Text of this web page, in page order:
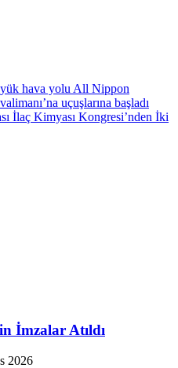
hava yolu All Nippon
uçuşlarına başladı
İlaç Kimyası Kongresi’nden İki
İmzalar Atıldı
2026